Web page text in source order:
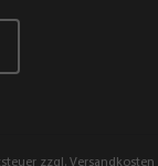
zzgl. Versandkosten